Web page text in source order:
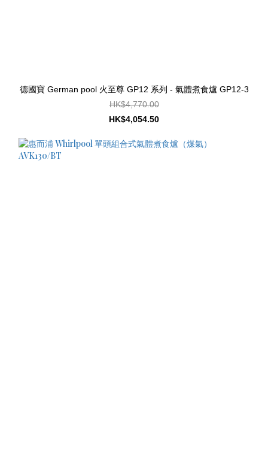
德國寶 German pool 火至尊 GP12 系列 - 氣體煮食爐 GP12-3
HK$4,770.00
HK$4,054.50